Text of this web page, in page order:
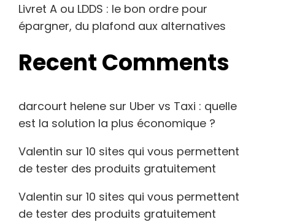
Livret A ou LDDS : le bon ordre pour
épargner, du plafond aux alternatives
Recent Comments
darcourt helene sur Uber vs Taxi : quelle
est la solution la plus économique ?
Valentin sur 10 sites qui vous permettent
de tester des produits gratuitement
Valentin sur 10 sites qui vous permettent
de tester des produits gratuitement